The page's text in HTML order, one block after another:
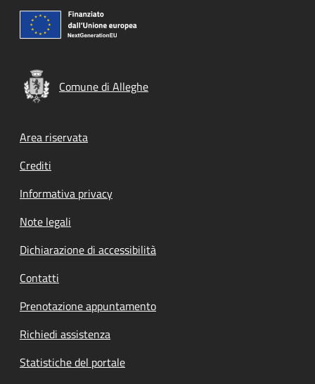
Comune di Alleghe
Footer menu
Area riservata
Crediti
Informativa privacy
Note legali
Dichiarazione di accessibilità
Contatti
Prenotazione appuntamento
Richiedi assistenza
Statistiche del portale